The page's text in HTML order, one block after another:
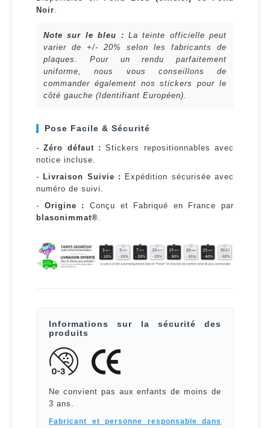
Noir
Note sur le bleu : La teinte officielle peut
varier de +/- 20% selon les fabricants de
plaques. Pour un rendu parfaitement
uniforme, nous vous conseillons de
commander également nos stickers pour le
côté gauche (Identifiant Européen).
Pose Facile & Sécurité
-Zéro défaut : Stickers repositionnables avec
notice incluse.
-
Livraison Suivie :
Expédition sécurisée avec
numéro de suivi.
- Origine :
Conçu et Fabriqué en France par
blasonimmat®
Informations sur la sécurité des
produits
Ne convient pas aux enfants de moins de
3 ans.
Fabricant et personne responsable dans